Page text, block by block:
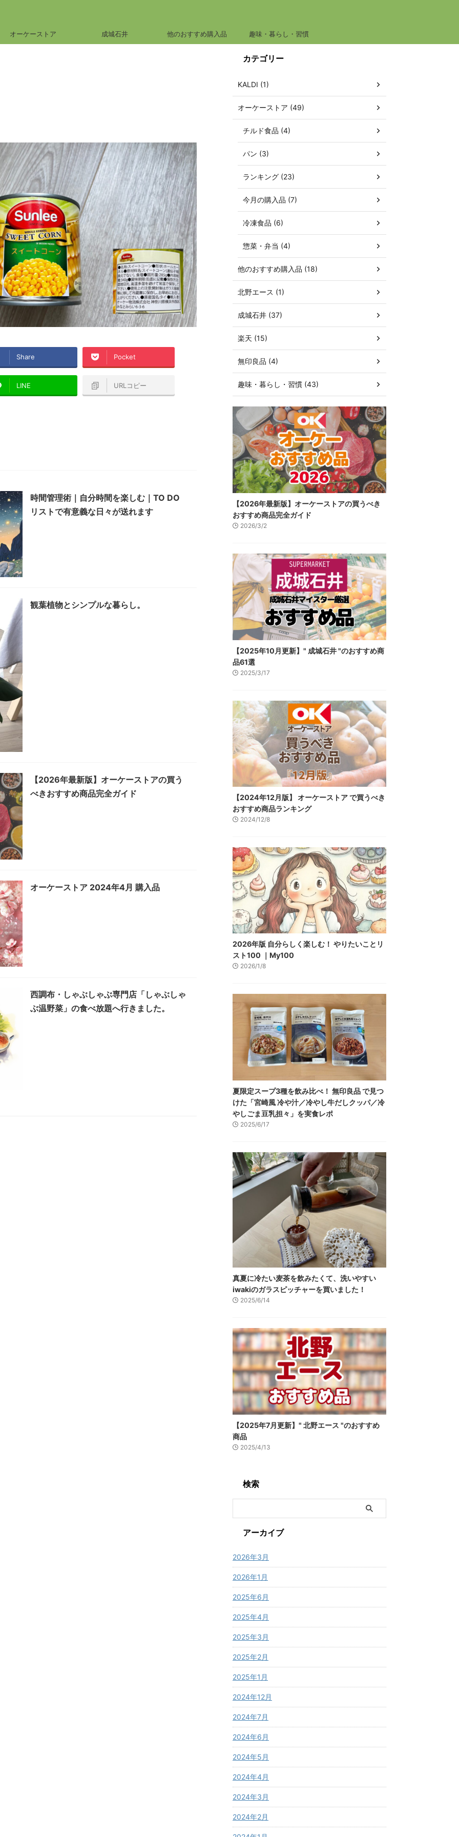
オーケーストア 成城石井 他のおすすめ購入品 趣味・暮らし・習慣
Share Pocket
LINE URLコピー
時間管理術｜自分時間を楽しむ｜TO DO
リストで有意義な日々が送れます
観葉植物とシンプルな暮らし。
【2026年最新版】オーケーストアの買う
べきおすすめ商品完全ガイド
オーケーストア 2024年4月 購入品
西調布・しゃぶしゃぶ専門店「しゃぶしゃ
ぶ温野菜」の食べ放題へ行きました。
カテゴリー
KALDI (1)
オーケーストア (49)
チルド食品 (4)
パン (3)
ランキング (23)
今月の購入品 (7)
冷凍食品 (6)
惣菜・弁当 (4)
他のおすすめ購入品 (18)
北野エース (1)
成城石井 (37)
楽天 (15)
無印良品 (4)
趣味・暮らし・習慣 (43)
【2026年最新版】オーケーストアの買うべき
おすすめ商品完全ガイド
2026/3/2
【2025年10月更新】" 成城石井 "のおすすめ商
品61選
2025/3/17
【2024年12月版】 オーケーストア で買うべき
おすすめ商品ランキング
2024/12/8
2026年版 自分らしく楽しむ！ やりたいことリ
スト100 ｜My100
2026/1/8
夏限定スープ3種を飲み比べ！ 無印良品 で見つ
けた「宮崎風 冷や汁／冷やし牛だしクッパ／冷
やしごま豆乳担々」を実食レポ
2025/6/17
真夏に冷たい麦茶を飲みたくて、洗いやすい
iwakiのガラスピッチャーを買いました！
2025/6/14
【2025年7月更新】" 北野エース "のおすすめ
商品
2025/4/13
検索
アーカイブ
2026年3月
2026年1月
2025年6月
2025年4月
2025年3月
2025年2月
2025年1月
2024年12月
2024年7月
2024年6月
2024年5月
2024年4月
2024年3月
2024年2月